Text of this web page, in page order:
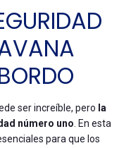
ser increíble, pero la
número uno . En esta
para que los